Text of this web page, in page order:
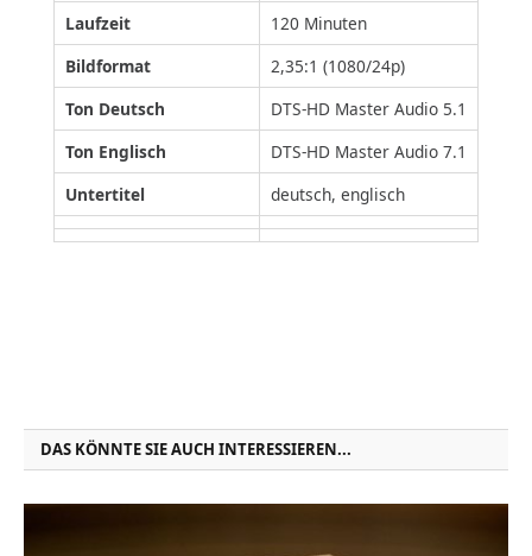
Laufzeit
120 Minuten
Bildformat
2,35:1 (1080/24p)
Ton Deutsch
DTS-HD Master Audio 5.1
Ton Englisch
DTS-HD Master Audio 7.1
Untertitel
deutsch, englisch
DAS KÖNNTE SIE AUCH INTERESSIEREN...